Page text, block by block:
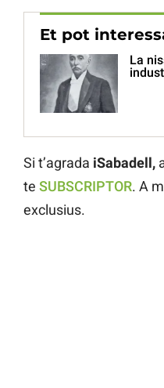
Et pot
La
Si t’agrada iSabadell,
te SUBSCRIPTOR. A
exclusius.